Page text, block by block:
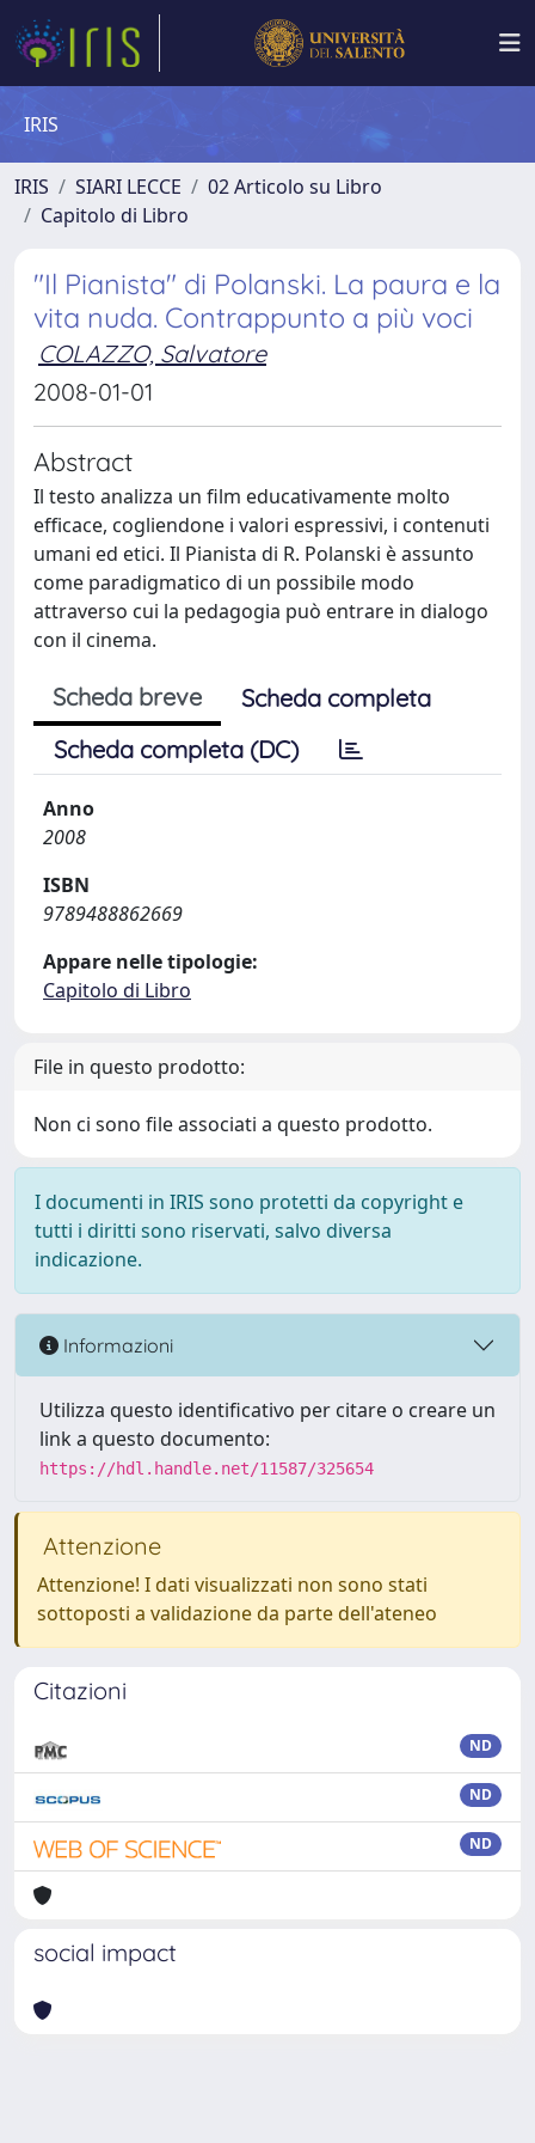
IRIS
IRIS SIARI LECCE
02 Articolo su Libro
Capitolo di Libro
"Il Pianista" di Polanski. La paura e la
vita nuda. Contrappunto a più voci
COLAZZO, Salvatore
2008-01-01
Abstract
Il testo analizza un film educativamente molto
efficace, cogliendone i valori espressivi, i contenuti
umani ed etici. Il Pianista di R. Polanski è assunto
come paradigmatico di un possibile modo
attraverso cui la pedagogia può entrare in dialogo
con il cinema.
Scheda breve
Scheda completa
Scheda completa (DC)
Anno
2008
ISBN
9789488862669
Appare nelle tipologie:
Capitolo di Libro
File in questo prodotto:
Non ci sono file associati a questo prodotto.
I documenti in IRIS sono protetti da copyright e
tutti i diritti sono riservati, salvo diversa
indicazione.
Informazioni
Utilizza questo identificativo per citare o creare un
link a questo documento:
https://hdl.handle.net/11587/325654
Attenzione
Attenzione! I dati visualizzati non sono stati
sottoposti a validazione da parte dell'ateneo
Citazioni
ND
ND
ND
social impact